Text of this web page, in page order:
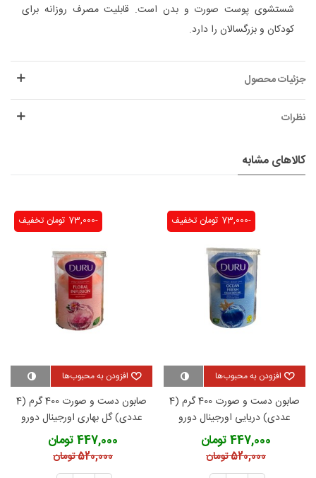
شستشوی پوست صورت و بدن است. قابلیت مصرف روزانه برای
کودکان و بزرگسالان را دارد.
جزئیات محصول
نظرات
کالاهای مشابه
تخفیف -73,000 تومان
افزودن به محبوب‌ها
صابون دست و صورت 400 گرم (4
عددی) دریایی اورجینال دورو
447,000 تومان
520,000 تومان
تخفیف -73,000 تومان
افزودن به محبوب‌ها
صابون دست و صورت 400 گرم (4
عددی) گل بهاری اورجینال دورو
447,000 تومان
520,000 تومان